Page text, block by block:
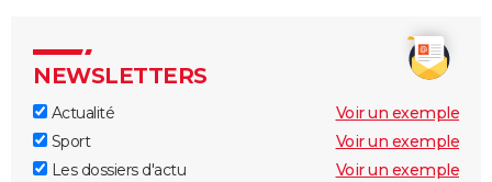
NEWSLETTERS
Actualité
Voir un exemple
Sport
Voir un exemple
Les dossiers d'actu
Voir un exemple